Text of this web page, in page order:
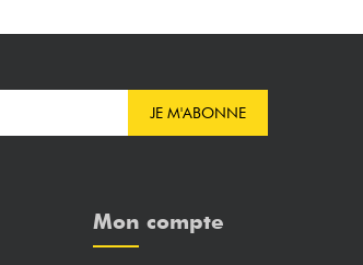
JE M'ABONNE
Mon compte